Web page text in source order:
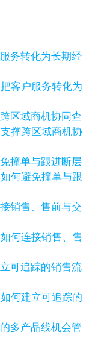
客户服务转化为
查
撑跨区域商机协
何避免撞单与跟
何连接销售、售
何建立可追踪的